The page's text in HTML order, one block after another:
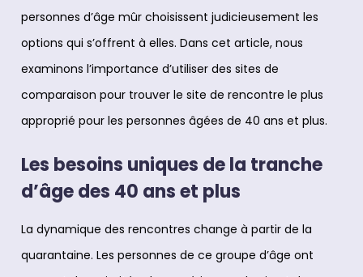
personnes d’âge mûr choisissent judicieusement les
options qui s’offrent à elles. Dans cet article, nous
examinons l’importance d’utiliser des sites de
comparaison pour trouver le site de rencontre le plus
approprié pour les personnes âgées de 40 ans et plus.
Les besoins uniques de la tranche
d’âge des 40 ans et plus
La dynamique des rencontres change à partir de la
quarantaine. Les personnes de ce groupe d’âge ont